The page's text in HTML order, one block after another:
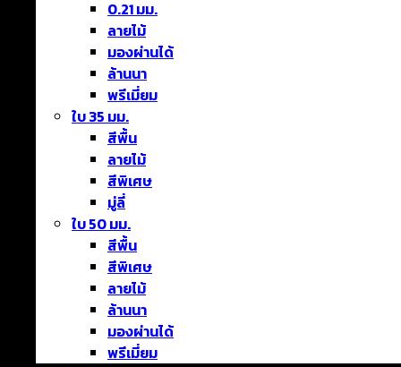
0.21 มม.
ลายไม้
มองผ่านได้
ล้านนา
พรีเมี่ยม
ใบ 35 มม.
สีพื้น
ลายไม้
สีพิเศษ
มู่ลี่
ใบ 50 มม.
สีพื้น
สีพิเศษ
ลายไม้
ล้านนา
มองผ่านได้
พรีเมี่ยม